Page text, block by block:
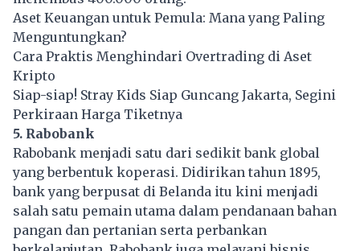
Aset Keuangan untuk Pemula: Mana yang Paling
Menguntungkan?
Cara Praktis Menghindari Overtrading di Aset
Kripto
Siap-siap! Stray Kids Siap Guncang Jakarta, Segini
Perkiraan Harga Tiketnya
5. Rabobank
Rabobank menjadi satu dari sedikit bank global
yang berbentuk koperasi. Didirikan tahun 1895,
bank yang berpusat di Belanda itu kini menjadi
salah satu pemain utama dalam pendanaan bahan
pangan dan pertanian serta perbankan